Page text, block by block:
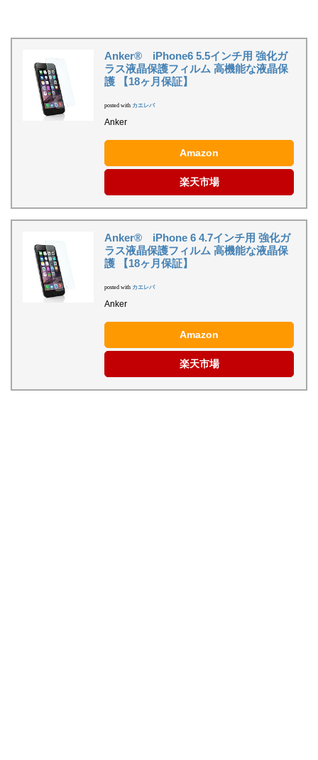
Anker® iPhone6 5.5インチ用 強化ガ
ラス液晶保護フィルム 高機能な液晶保
護 【18ヶ月保証】
posted with カエレバ
Anker
Amazon
楽天市場
Anker® iPhone 6 4.7インチ用 強化ガ
ラス液晶保護フィルム 高機能な液晶保
護 【18ヶ月保証】
posted with カエレバ
Anker
Amazon
楽天市場